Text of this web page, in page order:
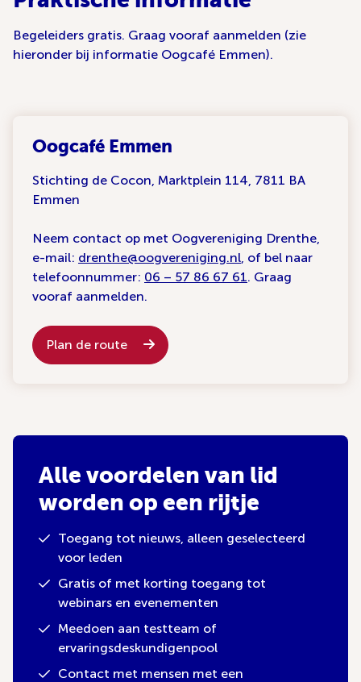
Begeleiders gratis. Graag vooraf aanmelden (zie
hieronder bij informatie Oogcafé Emmen).
Oogcafé Emmen
Stichting de Cocon, Marktplein 114, 7811 BA
Emmen
Neem contact op met Oogvereniging Drenthe,
e-mail: drenthe@oogvereniging.nl, of bel naar
telefoonnummer: 06 – 57 86 67 61. Graag
vooraf aanmelden.
Plan de route
Alle voordelen van lid
worden op een rijtje
Toegang tot nieuws, alleen geselecteerd
voor leden
Gratis of met korting toegang tot
webinars en evenementen
Meedoen aan testteam of
ervaringsdeskundigenpool
Contact met mensen met een